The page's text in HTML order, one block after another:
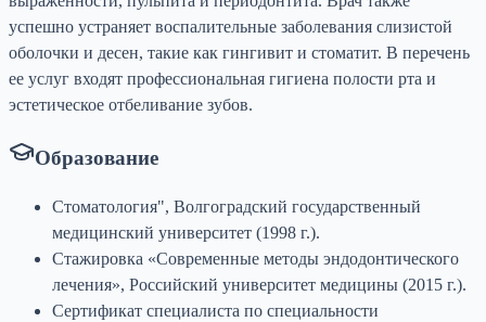
успешно устраняет воспалительные заболевания слизистой
оболочки и десен, такие как гингивит и стоматит. В перечень
ее услуг входят профессиональная гигиена полости рта и
эстетическое отбеливание зубов.
Образование
Стоматология", Волгоградский государственный
медицинский университет (1998 г.).
Стажировка «Современные методы эндодонтического
лечения», Российский университет медицины (2015 г.).
Сертификат специалиста по специальности